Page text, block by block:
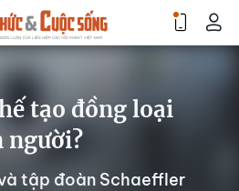
tạo đồng loại
người?
tập đoàn Schaeffler